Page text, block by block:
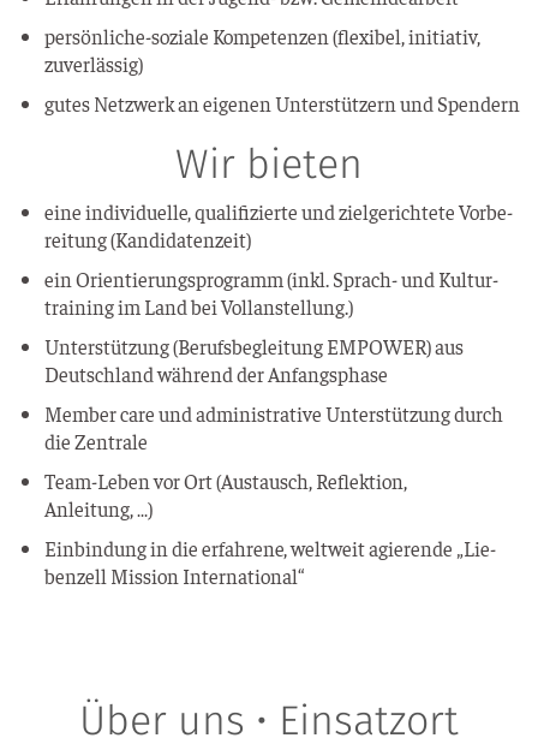
per­sön­li­che-sozia­le Kom­pe­ten­zen (fle­xi­bel, initia­tiv,
zuverlässig)
gutes Netz­werk an eige­nen Unter­stüt­zern und Spendern
Wir bieten
eine indi­vi­du­el­le, qua­li­fi­zier­te und ziel­ge­rich­te­te Vor­be­
rei­tung (Kan­di­da­ten­zeit)
ein Ori­en­tie­rungs­pro­gramm (inkl. Sprach- und Kul­tur­
trai­ning im Land bei Vollanstellung.)
Unter­stüt­zung (Berufs­be­glei­tung EMPOWER) aus
Deutsch­land wäh­rend der Anfangsphase
Mem­ber care und admi­nis­tra­ti­ve Unter­stüt­zung durch
die Zentrale
Team-Leben vor Ort (Aus­tausch, Reflek­ti­on,
Anleitung, …)
Ein­bin­dung in die erfah­re­ne, welt­weit agie­ren­de „Lie­
ben­zell Mis­si­on International“
Über uns • Einsatzort